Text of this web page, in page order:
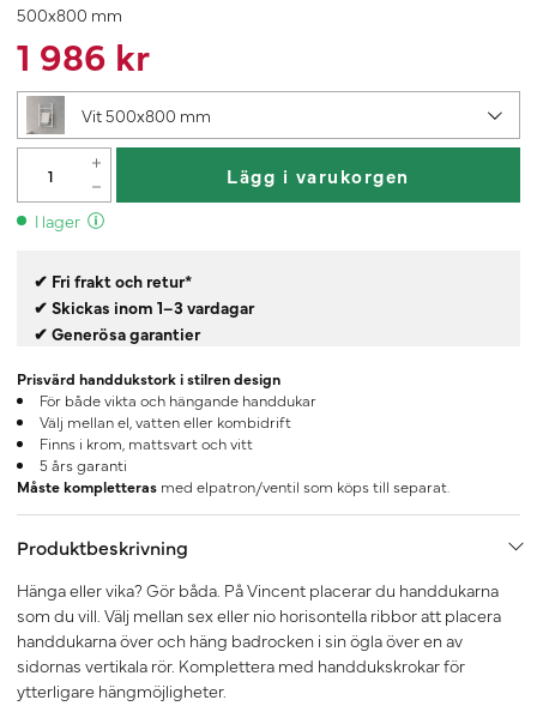
500x800 mm
1 986 kr
Vit 500x800 mm
Lägg i varukorgen
I lager
✔ Fri frakt och retur*
✔ Skickas inom 1–3 vardagar
✔ Generösa garantier
Prisvärd handdukstork i stilren design
För både vikta och hängande handdukar
Välj mellan el, vatten eller kombidrift
Finns i krom, mattsvart och vitt
5 års garanti
Måste kompletteras med elpatron/ventil som köps till separat.
Produktbeskrivning
Hänga eller vika? Gör båda. På Vincent placerar du handdukarna
som du vill. Välj mellan sex eller nio horisontella ribbor att placera
handdukarna över och häng badrocken i sin ögla över en av
sidornas vertikala rör. Komplettera med handdukskrokar för
ytterligare hängmöjligheter.